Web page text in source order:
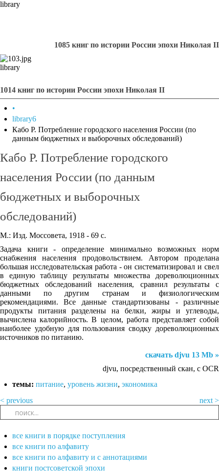
library
1085 книг по истории России эпохи Николая II
library
1014 книг по истории России эпохи Николая II
•
library6
Кабо Р. Потребление городского населения России (по
данным бюджетных и выборочных обследований)
Кабо Р. Потребление городского
населения России (по данным
бюджетных и выборочных
обследований)
М.: Изд. Моссовета, 1918 - 69 с.
Задача книги - определение минимально возможных норм
снабжения населения продовольствием. Автором проделана
большая исследовательская работа - он систематизировал и свел
в единую таблицу результаты множества дореволюционных
бюджетных обследований населения, сравнил результаты с
данными по другим странам и физиологическим
рекомендациями. Все данные стандартизованы - различные
продукты питания разделены на белки, жиры и углеводы,
вычислена калорийность. В целом, работа представляет собой
наиболее удобную для пользования сводку дореволюционных
источников по питанию.
скачать djvu 13 Mb »
djvu, посредственный скан, с OCR
темы: питание, уровень жизни, экономика
< previous
next >
все книги в порядке поступления
все книги по алфавиту
все книги по алфавиту и с аннотациями
книги постсоветской эпохи